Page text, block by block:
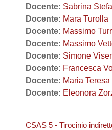
Docente: Sabrina
Docente: Mara Turolla
Docente: Massimo
Docente: Massimo
Docente: Simone
Docente: Francesca
Docente: Maria
Docente: Eleonora
CSAS 5 - Tirocinio